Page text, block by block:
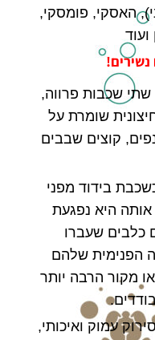
),האסקי, פומסקי,
ועוד
נשירים!
שכבות פרווה,
שומרת על
, קוצים שבבים
בידוד מפני
אותה היא נפגעת
כלבים שעברו
הפנימית שלהם
מקור הרבה יותר
.
עמוק ואיכותי,